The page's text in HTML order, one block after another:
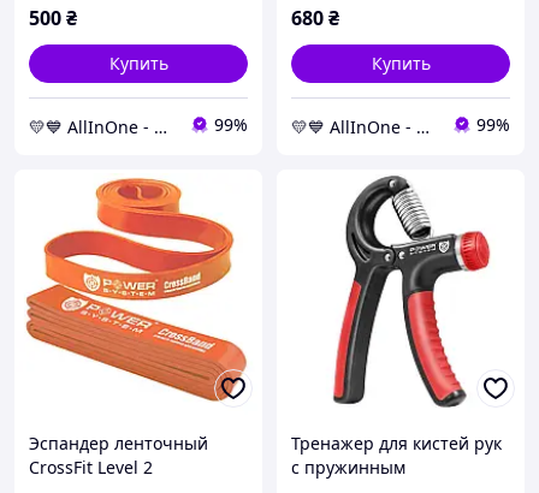
500₴
Купить
💛💙 AllInOne - находи все необходимое в одном магазине! 99%
680₴
Купить
💛💙 AllInOne - находи все необходимое в одном магазине! 99%
Эспандер ленточный
CrossFit Level 2
Тренажер для кистей рук
с пружинным